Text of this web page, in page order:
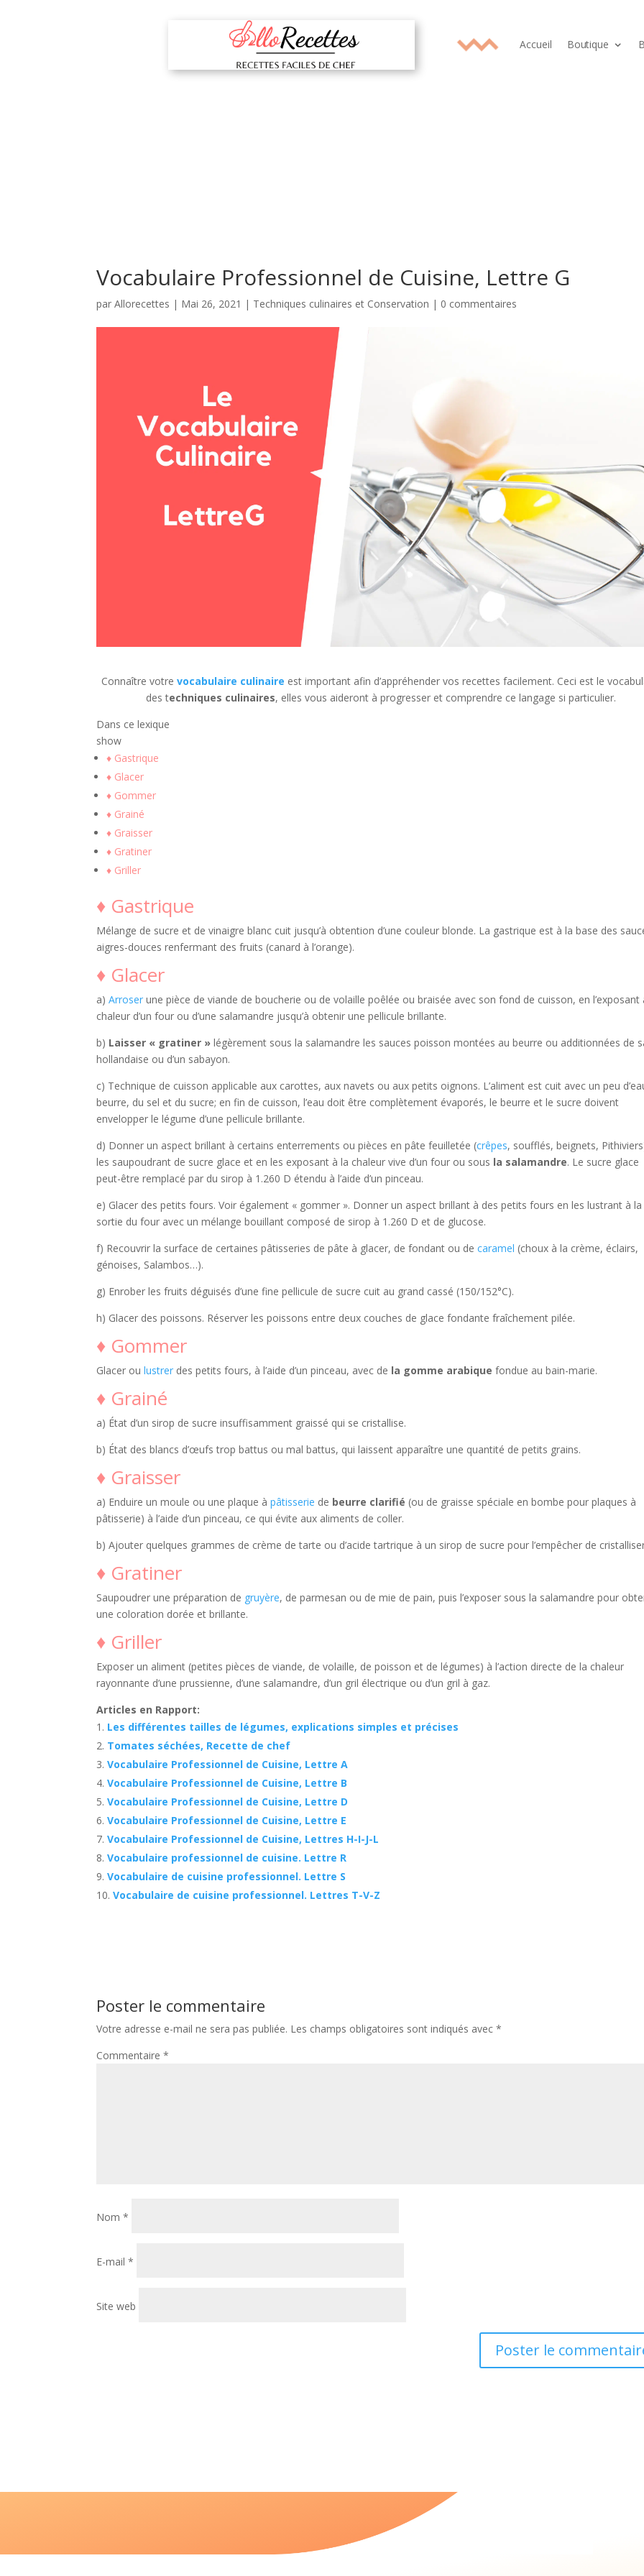
Accueil Boutique
Vocabulaire Professionnel de Cuisine, Lettre G
parAllorecettes | Mai 26, 2021 | Techniques culinaires et Conservation | 0 commentaires
Connaître votrevocabulaire culinaire est important afin d’appréhender vos recettes facilement. Ceci est le
des techniques culinaires, elles vous aideront à progresser et comprendre ce langage si particulier.
Dans ce lexique
show
♦ Gastrique
♦ Glacer
♦ Gommer
♦ Grainé
♦ Graisser
♦ Gratiner
♦ Griller
♦ Gastrique
Mélange de sucre et de vinaigre blanc cuit jusqu’à obtention d’une couleur blonde. La gastrique est à la base des
aigres-douces renfermant des fruits (canard à l’orange).
♦ Glacer
a)Arroser une pièce de viande de boucherie ou de volaille poêlée ou braisée avec son fond de cuisson, en l’exposant
chaleur d’un four ou d’une salamandre jusqu’à obtenir une pellicule brillante.
b) Laisser « gratiner » légèrement sous la salamandre les sauces poisson montées au beurre ou additionnées de
hollandaise ou d’un sabayon.
c) Technique de cuisson applicable aux carottes, aux navets ou aux petits oignons. L’aliment est cuit avec un peu
beurre, du sel et du sucre; en fin de cuisson, l’eau doit être complètement évaporés, le beurre et le sucre doivent
envelopper le légume d’une pellicule brillante.
d) Donner un aspect brillant à certains enterrements ou pièces en pâte feuilletée (crêpes, soufflés, beignets,
les saupoudrant de sucre glace et en les exposant à la chaleur vive d’un four ou sous la salamandre. Le sucre glace
peut-être remplacé par du sirop à 1.260 D étendu à l’aide d’un pinceau.
e) Glacer des petits fours. Voir également « gommer ». Donner un aspect brillant à des petits fours en les lustrant à la
sortie du four avec un mélange bouillant composé de sirop à 1.260 D et de glucose.
f) Recouvrir la surface de certaines pâtisseries de pâte à glacer, de fondant ou decaramel (choux à la crème, éclairs,
génoises, Salambos…).
g) Enrober les fruits déguisés d’une fine pellicule de sucre cuit au grand cassé (150/152°C).
h) Glacer des poissons. Réserver les poissons entre deux couches de glace fondante fraîchement pilée.
♦ Gommer
Glacer oulustrer des petits fours, à l’aide d’un pinceau, avec de la gomme arabiquefondue au bain-marie.
♦ Grainé
a) État d’un sirop de sucre insuffisamment graissé qui se cristallise.
b) État des blancs d’œufs trop battus ou mal battus, qui laissent apparaître une quantité de petits grains.
♦ Graisser
a) Enduire un moule ou une plaque àpâtisserie de beurre clarifié (ou de graisse spéciale en bombe pour plaques à
pâtisserie) à l’aide d’un pinceau, ce qui évite aux aliments de coller.
b) Ajouter quelques grammes de crème de tarte ou d’acide tartrique à un sirop de sucre pour l’empêcher de
♦ Gratiner
Saupoudrer une préparation de gruyère, de parmesan ou de mie de pain, puis l’exposer sous la salamandre pour
une coloration dorée et brillante.
♦ Griller
Exposer un aliment (petites pièces de viande, de volaille, de poisson et de légumes) à l’action directe de la chaleur
rayonnante d’une prussienne, d’une salamandre, d’un gril électrique ou d’un gril à gaz.
Articles en Rapport:
Les différentes tailles de légumes, explications simples et précises
Tomates séchées, Recette de chef
Vocabulaire Professionnel de Cuisine, Lettre A
Vocabulaire Professionnel de Cuisine, Lettre B
Vocabulaire Professionnel de Cuisine, Lettre D
Vocabulaire Professionnel de Cuisine, Lettre E
Vocabulaire Professionnel de Cuisine, Lettres H-I-J-L
Vocabulaire professionnel de cuisine. Lettre R
Vocabulaire de cuisine professionnel. Lettre S
Vocabulaire de cuisine professionnel. Lettres T-V-Z
Poster le commentaire
Votre adresse e-mail ne sera pas publiée. Les champs obligatoires sont indiqués avec*
Commentaire*
Nom*
E-mail*
Site web